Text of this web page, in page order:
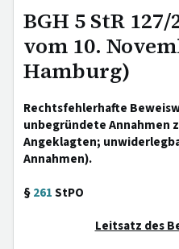
BGH 5 StR
vom 10.
Hamburg)
Rechtsfehlerhafte
unbegründete Annahmen
Angeklagten;
Annahmen).
§261StPO
Leitsatz des